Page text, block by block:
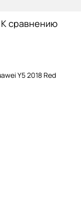
К сравнению
Y5 2018 Red